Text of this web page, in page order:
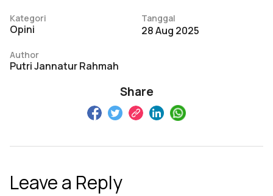
Kategori
Opini
Tanggal
28 Aug 2025
Author
Putri Jannatur Rahmah
Share
Leave a Reply